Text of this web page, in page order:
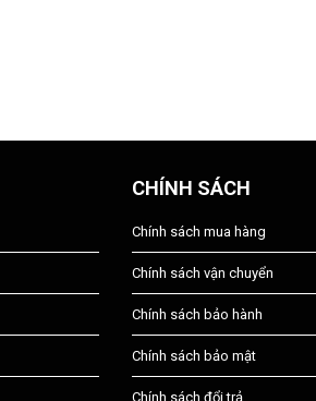
CHÍNH SÁCH
Chính sách mua hàng
Chính sách vận chuyển
Chính sách bảo hành
Chính sách bảo mật
Chính sách đổi trả